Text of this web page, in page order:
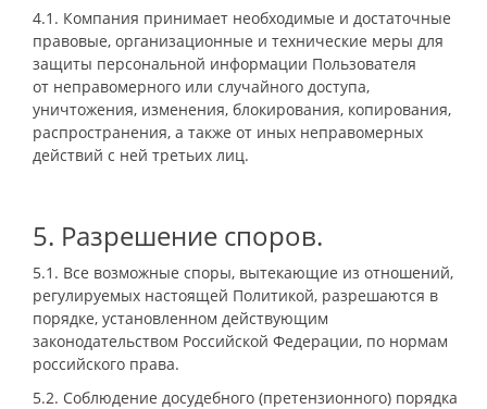
4.1. Компания принимает необходимые и достаточные
правовые, организационные и технические меры для
защиты персональной информации Пользователя
от неправомерного или случайного доступа,
уничтожения, изменения, блокирования, копирования,
распространения, а также от иных неправомерных
действий с ней третьих лиц.
5. Разрешение споров.
5.1. Все возможные споры, вытекающие из отношений,
регулируемых настоящей Политикой, разрешаются в
порядке, установленном действующим
законодательством Российской Федерации, по нормам
российского права.
5.2. Соблюдение досудебного (претензионного) порядка